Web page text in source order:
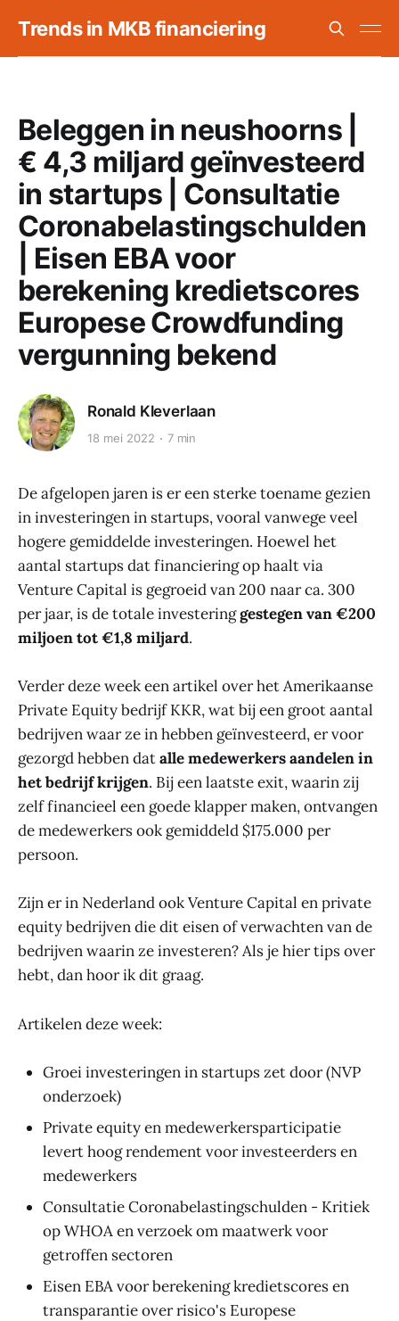
Trends in MKB financiering
Beleggen in neushoorns |
€ 4,3 miljard geïnvesteerd
in startups | Consultatie
Coronabelastingschulden
| Eisen EBA voor
berekening kredietscores
Europese Crowdfunding
vergunning bekend
Ronald Kleverlaan
18 mei 2022 7 min
De afgelopen jaren is er een sterke toename gezien
in investeringen in startups, vooral vanwege veel
hogere gemiddelde investeringen. Hoewel het
aantal startups dat financiering op haalt via
Venture Capital is gegroeid van 200 naar ca. 300
per jaar, is de totale investeringgestegen van €200
miljoen tot €1,8 miljard.
Verder deze week een artikel over het Amerikaanse
Private Equity bedrijf KKR, wat bij een groot aantal
bedrijven waar ze in hebben geïnvesteerd, er voor
gezorgd hebben datalle medewerkers aandelen in
het bedrijf krijgen. Bij een laatste exit, waarin zij
zelf financieel een goede klapper maken, ontvangen
de medewerkers ook gemiddeld $175.000 per
persoon.
Zijn er in Nederland ook Venture Capital en private
equity bedrijven die dit eisen of verwachten van de
bedrijven waarin ze investeren? Als je hier tips over
hebt, dan hoor ik dit graag.
Artikelen deze week:
Groei investeringen in startups zet door (NVP
onderzoek)
Private equity en medewerkersparticipatie
levert hoog rendement voor investeerders en
medewerkers
Consultatie Coronabelastingschulden - Kritiek
op WHOA en verzoek om maatwerk voor
getroffen sectoren
Eisen EBA voor berekening kredietscores en
transparantie over risico's Europese